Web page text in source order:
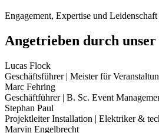
Engagement, Expertise und
Angetrieben durch unser
Lucas Flock
Geschäftsführer | Meister für
Marc Fehring
Geschäftführer | B. Sc. Event
Stephan Paul
Projektleiter Installation | Elektriker &
Marvin Engelbrecht